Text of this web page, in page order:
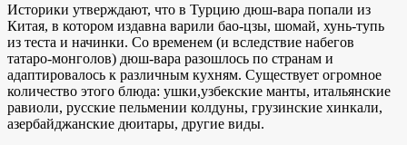
Историки утверждают, что в Турцию дюш-вара попали из
Китая, в котором издавна варили бао-цзы, шомай, хунь-тупь
из теста и начинки. Со временем (и вследствие набегов
татаро-монголов) дюш-вара разошлось по странам и
адаптировалось к различным кухням. Существует огромное
количество этого блюда: ушки,узбекские манты, итальянские
равиоли, русские пельмении колдуны, грузинские хинкали,
азербайджанские дюитары, другие виды.